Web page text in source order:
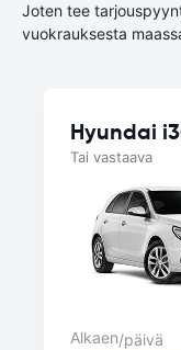
Joten tee
vuokrauksesta
Hyundai
Tai vastaava
Alkaen/päivä